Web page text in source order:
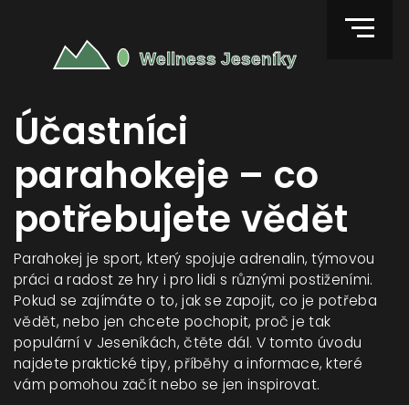
Účastníci
parahokeje – co
potřebujete vědět
Parahokej je sport, který spojuje adrenalin, týmovou
práci a radost ze hry i pro lidi s různými postiženími.
Pokud se zajímáte o to, jak se zapojit, co je potřeba
vědět, nebo jen chcete pochopit, proč je tak
populární v Jeseníkách, čtěte dál. V tomto úvodu
najdete praktické tipy, příběhy a informace, které
vám pomohou začít nebo se jen inspirovat.